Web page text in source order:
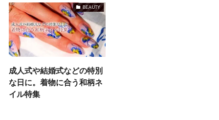
BEAUTY
成人式や結婚式などの特別
な日に。着物に合う和柄ネ
イル特集